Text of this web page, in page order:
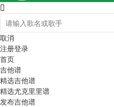
取消
注册登录
首页
吉他谱
精选吉他谱
精选尤克里里谱
发布吉他谱